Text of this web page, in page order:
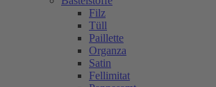
Filz
Tüll
Paillette
Organza
Satin
Fellimitat